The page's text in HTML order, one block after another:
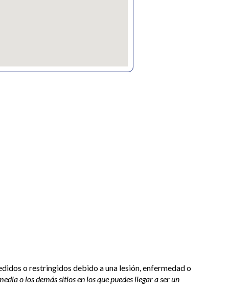
o restringidos debido a una lesión, enfermedad o
o los demás sitios en los que puedes llegar a ser un